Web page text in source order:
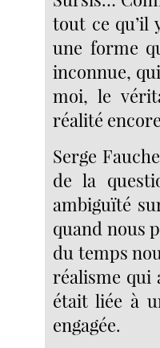
tout ce qu’il
une forme
inconnue,
moi, le
réalité
Serge
de la
ambiguïté
quand nous
du temps
réalisme qui
était liée à
engagée.